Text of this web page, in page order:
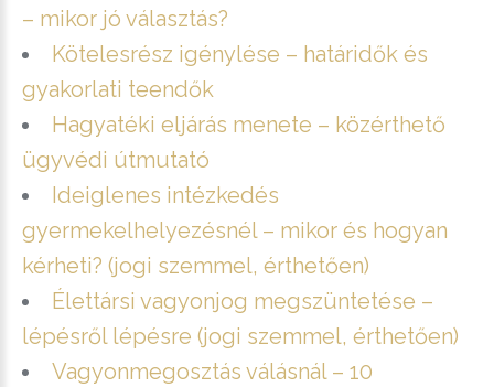
– mikor jó választás?
Kötelesrész igénylése – határidők és
gyakorlati teendők
Hagyatéki eljárás menete – közérthető
ügyvédi útmutató
Ideiglenes intézkedés
gyermekelhelyezésnél – mikor és hogyan
kérheti? (jogi szemmel, érthetően)
Élettársi vagyonjog megszüntetése –
lépésről lépésre (jogi szemmel, érthetően)
Vagyonmegosztás válásnál – 10